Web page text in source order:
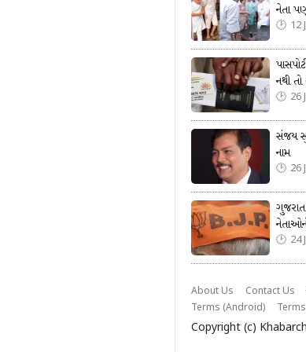
નેતા
12
નથી
26
સંજય
નામ
26
24
About Us Contact Us
Terms (Android)
Copyright (c)